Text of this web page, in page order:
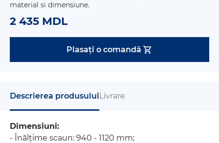
material si dimensiune.
2 435 MDL
Plasați o comandă
Descrierea produsuluiLivrare
Dimensiuni:
- Înălțime scaun: 940 - 1120 mm;